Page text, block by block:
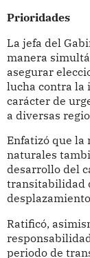
Prioridades
La jefa del
manera
asegurar
lucha contra la
carácter de
a diversas
Enfatizó que la
naturales
desarrollo del
transitabilidad
Ratificó,
periodo de